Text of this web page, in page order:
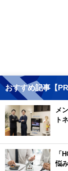
おすすめ記事【PR
メ
ト
「
悩